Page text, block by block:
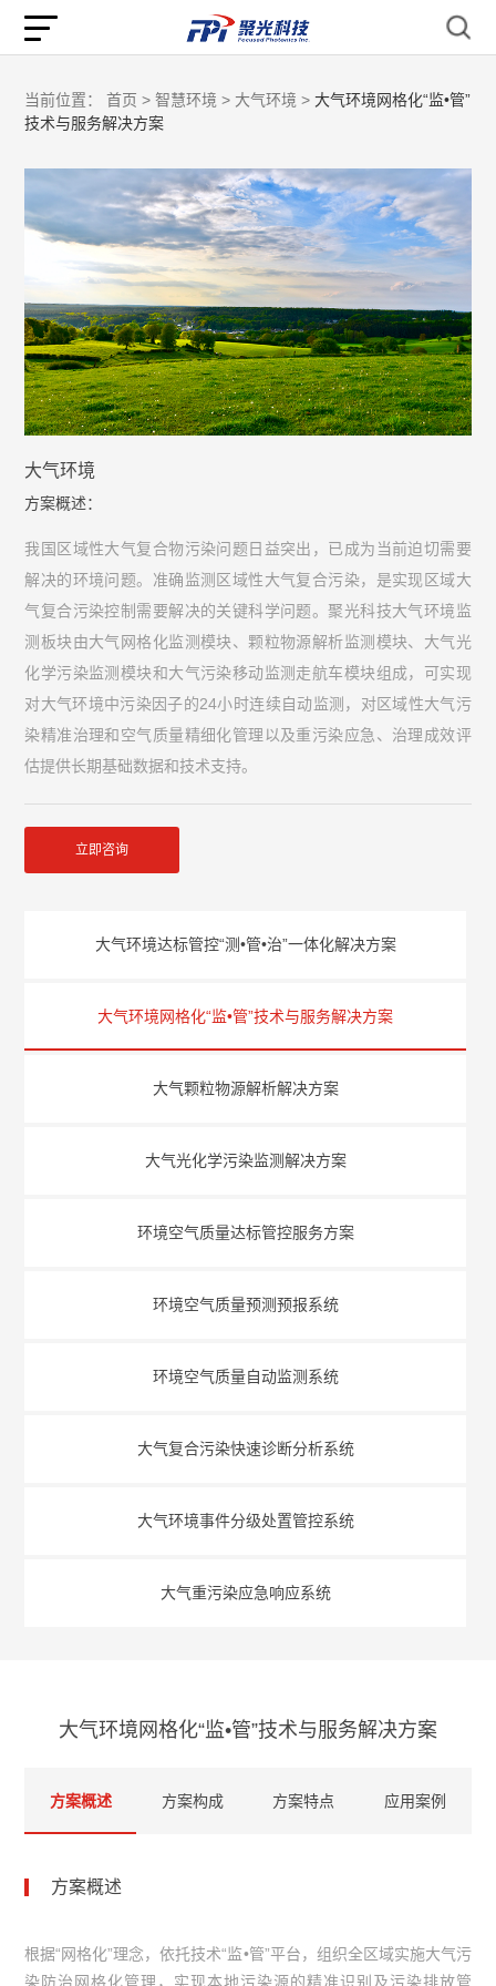
当前位置： 首页 > 智慧环境 > 大气环境 > 大气环境网格化“监•管”
技术与服务解决方案
大气环境
方案概述：
我国区域性大气复合物污染问题日益突出，已成为当前迫切需要
解决的环境问题。准确监测区域性大气复合污染，是实现区域大
气复合污染控制需要解决的关键科学问题。聚光科技大气环境监
测板块由大气网格化监测模块、颗粒物源解析监测模块、大气光
化学污染监测模块和大气污染移动监测走航车模块组成，可实现
对大气环境中污染因子的24小时连续自动监测，对区域性大气污
染精准治理和空气质量精细化管理以及重污染应急、治理成效评
估提供长期基础数据和技术支持。
立即咨询
大气环境达标管控“测•管•治”一体化解决方案
大气环境网格化“监•管”技术与服务解决方案
大气颗粒物源解析解决方案
大气光化学污染监测解决方案
环境空气质量达标管控服务方案
环境空气质量预测预报系统
环境空气质量自动监测系统
大气复合污染快速诊断分析系统
大气环境事件分级处置管控系统
大气重污染应急响应系统
大气环境网格化“监•管”技术与服务解决方案
方案概述 方案构成 方案特点 应用案例
方案概述
根据“网格化”理念，依托技术“监•管”平台，组织全区域实施大气污
染防治网格化管理，实现本地污染源的精准识别及污染排放管